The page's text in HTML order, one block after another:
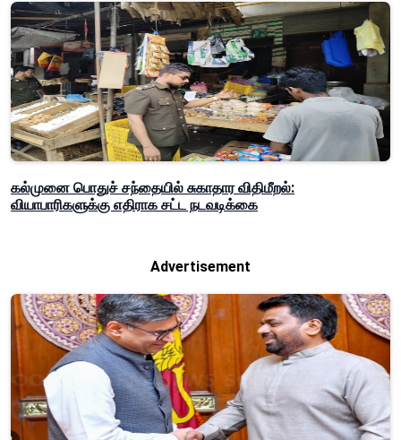
கல்முனை பொதுச் சந்தையில் சுகாதார விதிமீறல்:
வியாபாரிகளுக்கு எதிராக சட்ட நடவடிக்கை
Advertisement